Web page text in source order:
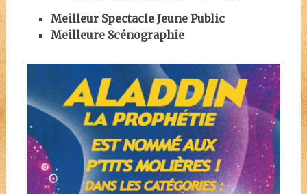
Meilleur Spectacle Jeune Public
Meilleure Scénographie